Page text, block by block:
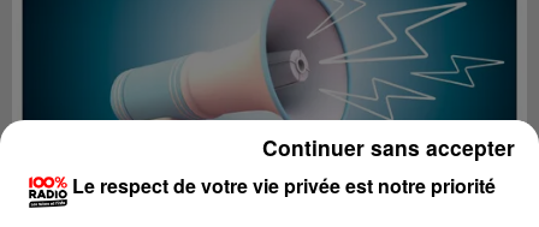
Le respect de votre vie privée est notre priorité
Continuer sans accepter